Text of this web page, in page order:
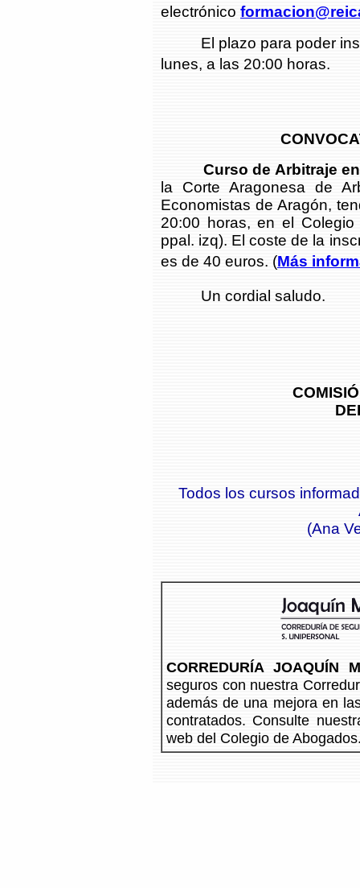
electrónico
El plazo para poder
lunes, a las 20:00 horas.
Curso de Arbitraje
la Corte Aragonesa de
Economistas de Aragón,
20:00 horas, en el
ppal. izq). El coste de la
es de 40 euros. (Más
Un cordial saludo.
Todos los cursos
(Ana
CORREDURÍA JOAQUÍN
seguros con nuestra
además de una mejora en
contratados. Consulte
web del Colegio de